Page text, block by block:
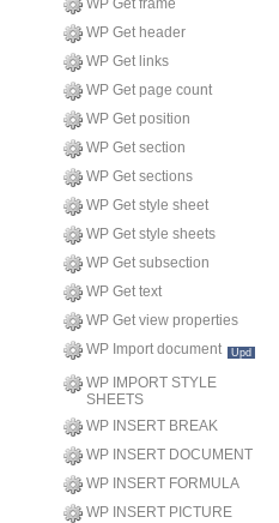
WP Get frame
WP Get header
WP Get links
WP Get page count
WP Get position
WP Get section
WP Get sections
WP Get style sheet
WP Get style sheets
WP Get subsection
WP Get text
WP Get view properties
WP Import document
Upd
WP IMPORT STYLE
SHEETS
WP INSERT BREAK
WP INSERT DOCUMENT
WP INSERT FORMULA
WP INSERT PICTURE